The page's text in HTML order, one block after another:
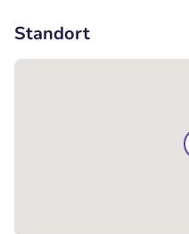
Standort